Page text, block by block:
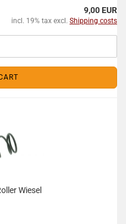
9,00 EUR
incl. 19% tax excl. Shipping costs
Wiesel